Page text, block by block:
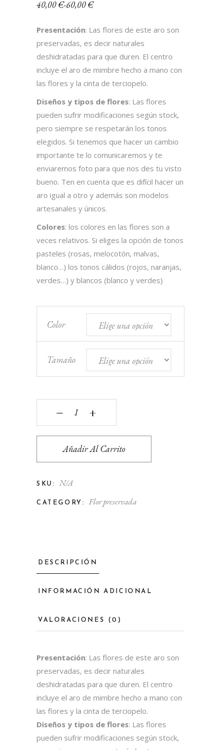
40,00€-60,00€
Rango
desde
40,00 €
hasta
60,00 €
Presentación: Las flores de este aro son
preservadas, es decir naturales
deshidratadas para que duren. El centro
incluye el aro de mimbre hecho a mano con
las flores y la cinta de terciopelo.
Diseños y tipos de flores: Las flores
pueden sufrir modificaciones según stock,
pero siempre se respetarán los tonos
elegidos. Si tenemos que hacer un cambio
importante te lo comunicaremos y te
enviaremos foto para que nos des tu visto
bueno. Ten en cuenta que es difícil hacer un
aro igual a otro y además son modelos
artesanales y únicos.
Colores: los colores en las flores son a
veces relativos. Si eliges la opción de tonos
pasteles (rosas, melocotón, malvas,
blanco…) los tonos cálidos (rojos, naranjas,
verdes…) y blancos (blanco y verdes)
Color
Tamaño
Aro mimbre Cantidad
‒ +
Añadir Al Carrito
SKU: N/A
CATEGORY: Flor preservada
DESCRIPCIÓN
INFORMACIÓN ADICIONAL
VALORACIONES (0)
Presentación: Las flores de este aro son
preservadas, es decir naturales
deshidratadas para que duren. El centro
incluye el aro de mimbre hecho a mano con
las flores y la cinta de terciopelo.
Diseños y tipos de flores: Las flores
pueden sufrir modificaciones según stock,